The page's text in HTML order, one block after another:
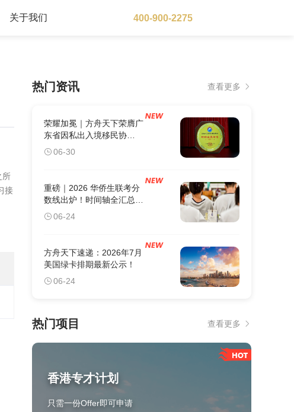
澳大利亚
关于我们 400-900-2275
所
接
热门资讯 查看更多
荣耀加冕｜方舟天下荣膺广
东省因私出入境移民协
会“标杆会员单位”
06-30
重磅｜2026 华侨生联考分
数线出炉！时间轴全汇总：
这5个关键节点错过1个，
06-24
方舟天下速递：2026年7月
美国绿卡排期最新公示！
06-24
热门项目 查看更多
香港专才计划
只需一份Offer即可申请